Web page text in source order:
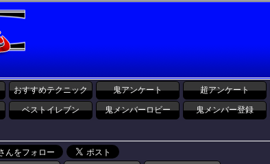
おすすめテクニック 鬼アンケート 超アンケート
ベストイレブン 鬼メンバーロビー 鬼メンバー登録